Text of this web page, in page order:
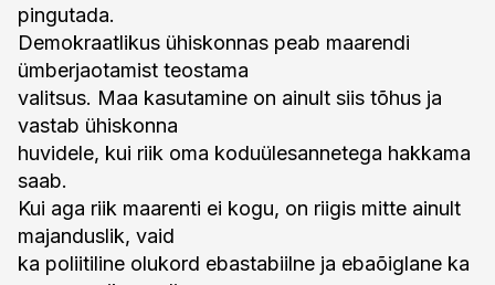
pingutada.
Demokraatlikus ühiskonnas peab maarendi
ümberjaotamist teostama
valitsus. Maa kasutamine on ainult siis tõhus ja
vastab ühiskonna
huvidele, kui riik oma koduülesannetega hakkama
saab.
Kui aga riik maarenti ei kogu, on riigis mitte ainult
majanduslik, vaid
ka poliitiline olukord ebastabiilne ja ebaõiglane ka